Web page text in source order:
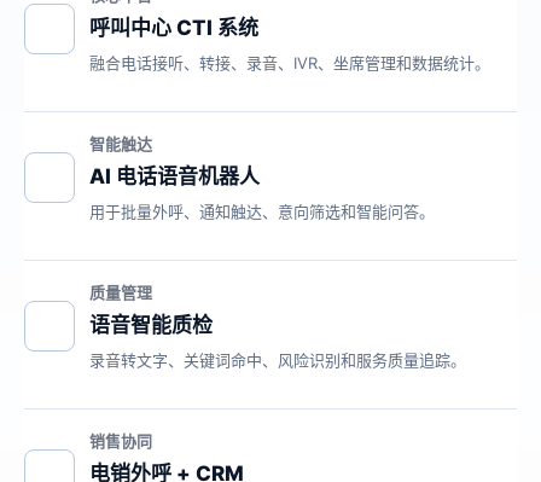
呼叫中心 CTI 系统
融合电话接听、转接、录音、IVR、坐席管理和数据统计。
智能触达
AI 电话语音机器人
用于批量外呼、通知触达、意向筛选和智能问答。
质量管理
语音智能质检
录音转文字、关键词命中、风险识别和服务质量追踪。
销售协同
电销外呼 + CRM